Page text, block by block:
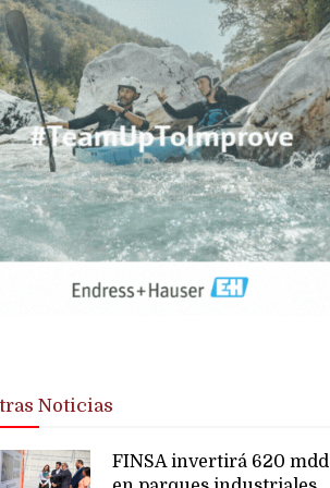
Noticias
FINSA invertirá 620 mdd